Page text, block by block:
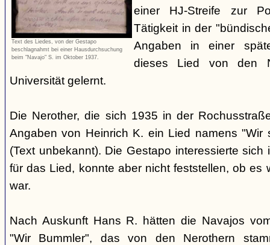
Text des Liedes, von der Gestapo
beschlagnahmt bei einer Hausdurchsuchung
beim "Navajo" S. im Oktober 1937.
einer HJ-Streife zur
Tätigkeit in der
Angaben in einer
dieses Lied von den
Universität gelernt.
Die Nerother, die sich 1935 in der
Angaben von Heinrich K. ein Lied namens "Wir
(Text unbekannt). Die Gestapo interessierte sich
für das Lied, konnte aber nicht feststellen, ob es
war.
Nach Auskunft Hans R. hätten die Navajos
"Wir Bummler", das von den Nerothern